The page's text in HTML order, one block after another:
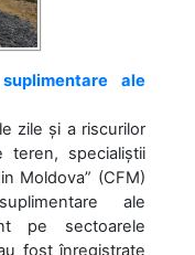
ale
zile și a riscurilor
teren, specialiștii
Moldova” (CFM)
ale
pe sectoarele
fost înregistrate